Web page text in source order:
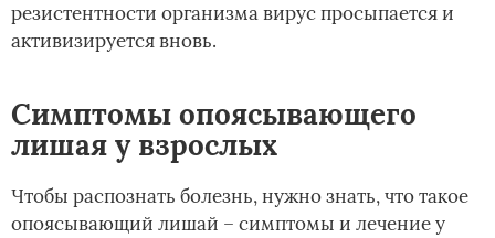
резистентности организма вирус просыпается и
активизируется вновь.
Симптомы опоясывающего
лишая у взрослых
Чтобы распознать болезнь, нужно знать, что такое
опоясывающий лишай – симптомы и лечение у